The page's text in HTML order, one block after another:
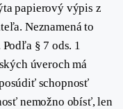
papierový výpis z
Neznamená to
§ 7 ods. 1
úveroch má
schopnosť
nemožno obísť, len